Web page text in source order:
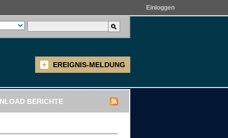
Einloggen
EREIGNIS-MELDUNG
BERICHTE